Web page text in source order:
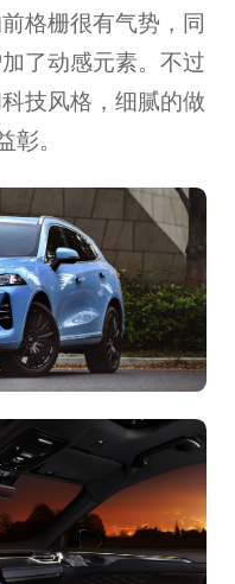
格栅很有气势，同
了动感元素。不过
技风格，细腻的做
彰。